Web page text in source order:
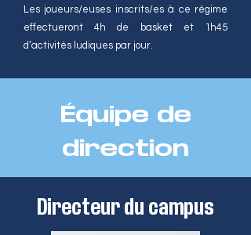
Les joueurs/euses inscrits/es à ce régime
effectueront 4h de basket et 1h45
d’activités ludiques par jour.
Équipe de
direction
Directeur du campus